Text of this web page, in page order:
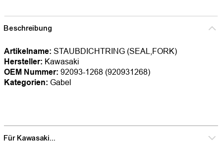
Beschreibung
Artikelname: STAUBDICHTRING (SEAL,FORK)
Hersteller: Kawasaki
OEM Nummer: 92093-1268 (920931268)
Kategorien: Gabel
Für Kawasaki...